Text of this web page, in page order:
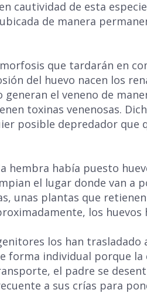
cautividad de esta
de manera
que tardarán en
del huevo nacen los
el veneno de
toxinas venenosas.
posible depredador que
hembra había puesto
el lugar donde van a
unas plantas que retienen
los huevos
los han trasladado
forma individual porque la
el padre se
a sus crías para